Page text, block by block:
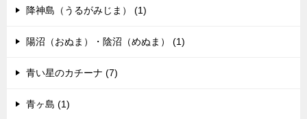
降神島（うるがみじま） (1)
陽沼（おぬま）・陰沼（めぬま） (1)
青い星のカチーナ (7)
青ヶ島 (1)